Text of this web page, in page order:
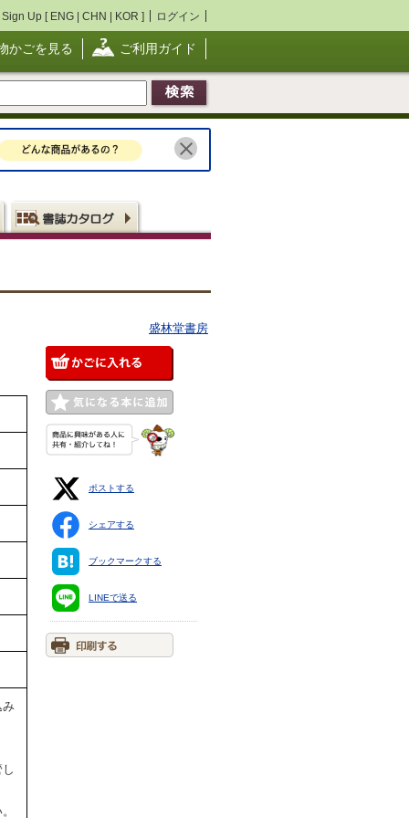
Sign Up [ ENG | CHN | KOR ] ログイン
かごを見る ご利用ガイド
盛林堂書房
ポストする
シェアする
ブックマークする
LINEで送る